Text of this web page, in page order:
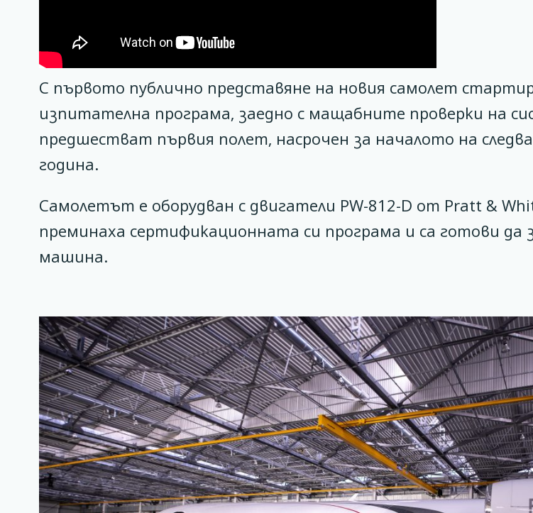
С първото публично представяне на новия самолет
изпитателна програма, заедно с мащабните проверки на
предшестват първия полет, насрочен за началото на
година.
Самолетът е оборудван с двигатели PW-812-D от Pratt &
преминаха сертификационната си програма и са готови
машина.